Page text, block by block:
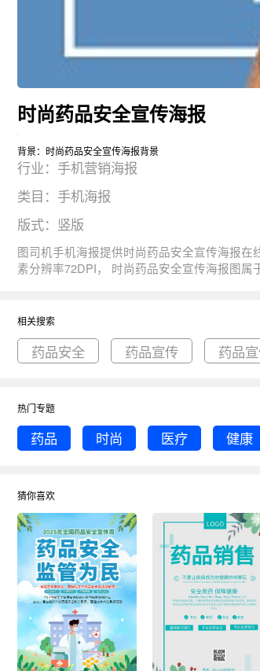
时尚药品安全宣传海报
背景：时尚药品安全宣传海报背景
行业：手机营销海报
类目：手机海报
版式：竖版
图司机手机海报提供时尚药品安全宣传海报在线图片设计，一键制作生成， 图片资源是由195956于2019-08-
素分辨率72DPI， 时尚药品安全宣传海报图属于促销, 时尚, 医疗, 安全, 健康主题。 主要用于手机营销海报行业，为您推荐与时尚药品安全宣传海报相关的专题药品安全, 药品宣传, 药品宣传海报等
相关搜索
药品安全 药品宣传 药品
热门专题
药品 时尚 医疗 健康
猜你喜欢